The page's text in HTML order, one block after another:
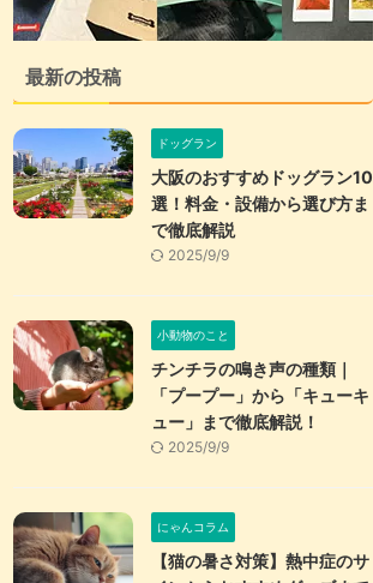
最新の投稿
ドッグラン
大阪のおすすめドッグラン10
選！料金・設備から選び方ま
で徹底解説
2025/9/9
小動物のこと
チンチラの鳴き声の種類｜
「プープー」から「キューキ
ュー」まで徹底解説！
2025/9/9
にゃんコラム
【猫の暑さ対策】熱中症のサ